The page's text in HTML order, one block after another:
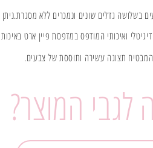
בשלושה גדלים שונים ונמכרים ללא מסגרת.ניתן
ואיכותי המודפס במדפסת פיין ארט באיכות צבעיםמקסימלית
תצוגה עשירה ותוססת של צבעים.
המוצר?